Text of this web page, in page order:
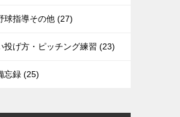
球指導その他 (27)
投げ方・ピッチング練習 (23)
忘録 (25)